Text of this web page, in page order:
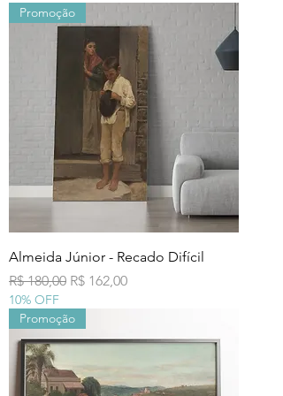
Promoção
Almeida Júnior - Recado Difícil
Preço normal
R$ 180,00 Preço promocional
R$ 162,00
10% OFF
Promoção